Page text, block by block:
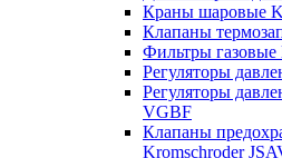
Краны шаровые
Клапаны
Фильтры газовые
Регуляторы
Регуляторы
VGBF
Клапаны
Kromschroder